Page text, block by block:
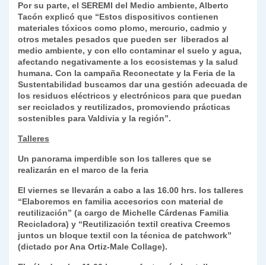
Por su parte, el SEREMI del Medio ambiente, Alberto
Tacón explicó que “Estos dispositivos contienen
materiales tóxicos como plomo, mercurio, cadmio y
otros metales pesados que pueden ser liberados al
medio ambiente, y con ello contaminar el suelo y agua,
afectando negativamente a los ecosistemas y la salud
humana. Con la campaña Reconectate y la Feria de la
Sustentabilidad buscamos dar una gestión adecuada de
los residuos eléctricos y electrónicos para que puedan
ser reciclados y reutilizados, promoviendo prácticas
sostenibles para Valdivia y la región”.
Talleres
Un panorama imperdible son los talleres que se
realizarán en el marco de la feria
El viernes se llevarán a cabo a las 16.00 hrs. los talleres
“Elaboremos en familia accesorios con material de
reutilización” (a cargo de Michelle Cárdenas Familia
Recicladora) y “Reutilización textil creativa Creemos
juntos un bloque textil con la técnica de patchwork”
(dictado por Ana Ortiz-Male Collage).